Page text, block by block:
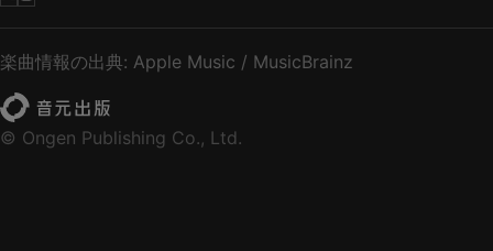
楽曲情報の出典: Apple Music / MusicBrainz
© Ongen Publishing Co., Ltd.